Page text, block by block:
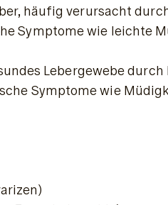
häufig verursacht
Symptome wie leichte
Lebergewebe
Symptome wie